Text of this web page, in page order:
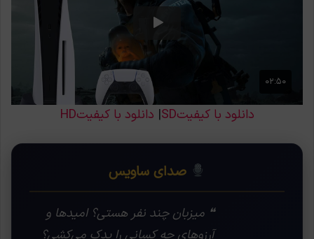
دانلود با کیفیتSD | دانلود با کیفیتHD
صدای ساویس
❝ میزبان چند نفر هستی؟ امیدها و
آرزوهای چه کسانی را یدک می‌کشی؟